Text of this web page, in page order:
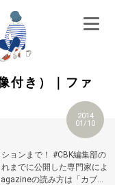
付き）｜ファ
2014
01/10
ョンまで！ #CBK編集部の
までに公開した専門家によ
の読み方は「カブキ